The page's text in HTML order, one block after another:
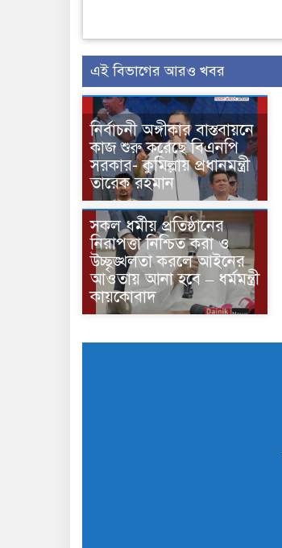
এই বিভাগের আরও খবর
নির্বাচনী অঙ্গীকার বাস্তবায়নে
কাজ শুরু করেছে বিএনপি
সরকার- কুমিল্লায় প্রধানমন্ত্রী
তারেক রহমান
সকল ধর্মীয় প্রতিষ্ঠানের
নিরাপত্তা নিশ্চিত করা ও
উচ্ছৃঙ্খলতা করলে আইনের
আওতায় আনা হবে – ধর্মমন্ত্রী
কায়কোবাদ